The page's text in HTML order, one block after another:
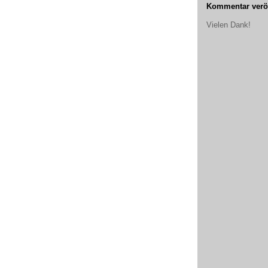
Kommentar
Vielen Dank!